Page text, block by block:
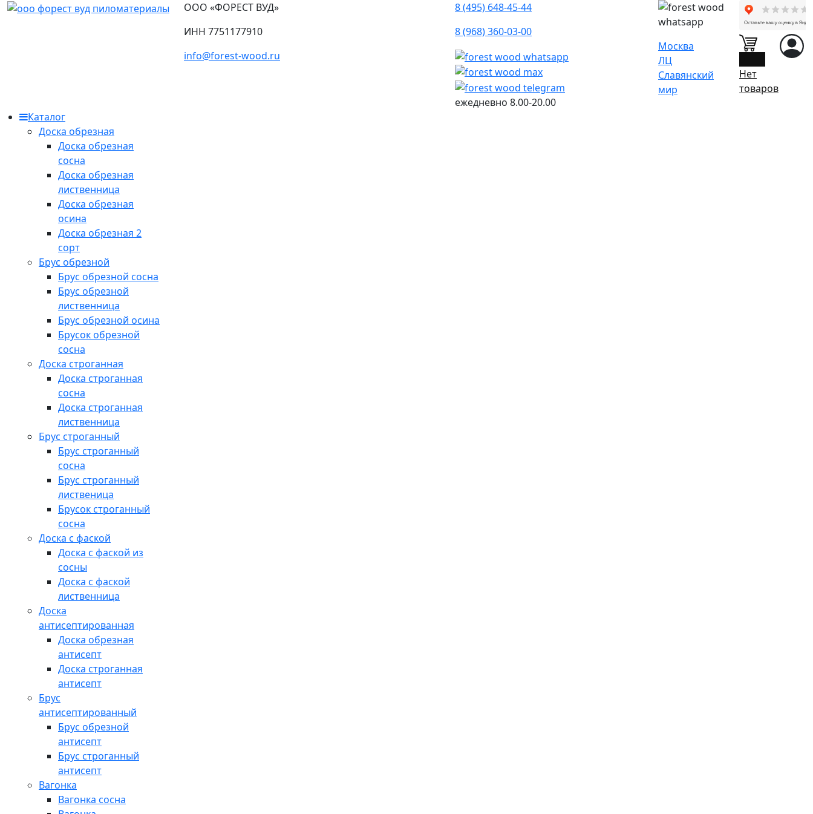
ООО «ФОРЕСТ ВУД»
ИНН 7751177910
info@forest-wood.ru
8 (495) 648-45-44
8 (968) 360-03-00
ежедневно 8.00-20.00
Москва
ЛЦ
Славянский
мир
Нет
товаров
Каталог
Доска обрезная
Доска обрезная
сосна
Доска обрезная
лиственница
Доска обрезная
осина
Доска обрезная 2
сорт
Брус обрезной
Брус обрезной сосна
Брус обрезной
лиственница
Брус обрезной осина
Брусок обрезной
сосна
Доска строганная
Доска строганная
сосна
Доска строганная
лиственница
Брус строганный
Брус строганный
сосна
Брус строганный
лиственица
Брусок строганный
сосна
Доска с фаской
Доска с фаской из
сосны
Доска с фаской
лиственница
Доска
антисептированная
Доска обрезная
антисепт
Доска строганная
антисепт
Брус
антисептированный
Брус обрезной
антисепт
Брус строганный
антисепт
Вагонка
Вагонка сосна